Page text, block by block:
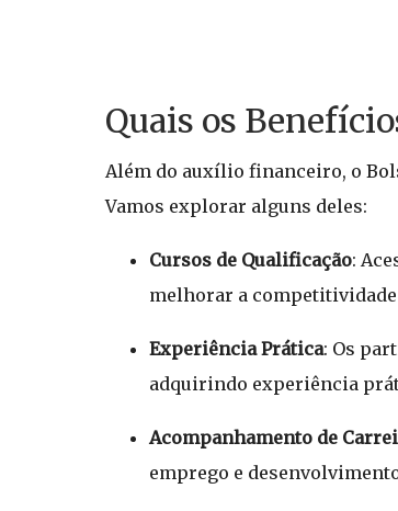
Quais os
Além do auxílio financeiro, o
Vamos explorar alguns deles:
Cursos de Qualificação:
melhorar a
Experiência Prática: Os
adquirindo experiência
Acompanhamento de
emprego e